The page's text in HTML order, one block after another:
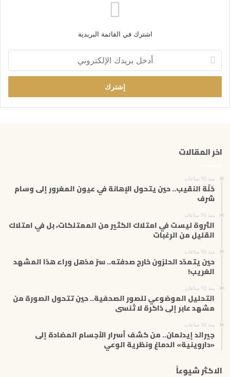
اشترك في القائمة البريدية
خ
ب
ر
ر
ي
اخر المقالات
منذ 10 ساعات
حُلّة النقيب.. حين يتحول الإهانة في عيون المغرور إلى وسام
شرف
منذ 10 ساعات
الثروة ليست في امتلاك الكثير من الممتلكات، بل في امتلاك
القليل من الرغبات
منذ 10 ساعات
حين يتمدّد الحلزون خارج صدفته.. سرّ مذهل وراء هذا المشهد
الغريب!
منذ 10 ساعات
التحليل الموضوعي للصور الصحفية.. حين تتحول الصورة من
مشهد عابر إلى ذاكرة لا تُنسى
منذ 10 ساعات
جيرالد إيدلمان.. من كشف أسرار الأجسام المضادة إلى
«داروينية» الدماغ ونظرية الوعي
الاكثر شيوعاً